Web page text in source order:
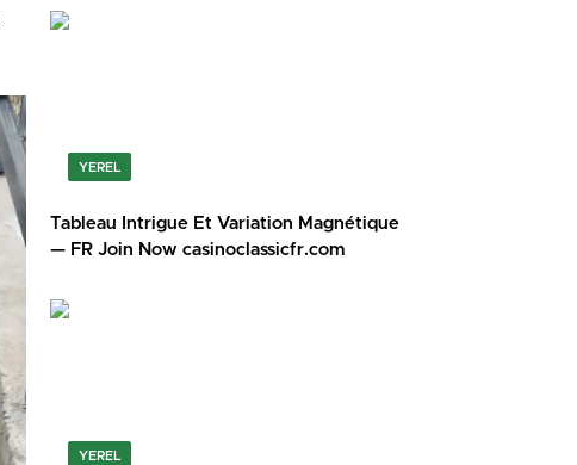
magiuscasino.com
YEREL
Tableau Intrigue Et Variation Magnétique
— FR Join Now casinoclassicfr.com
YEREL